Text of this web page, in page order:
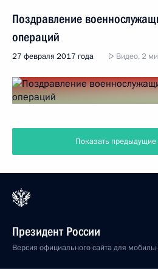
Поздравление
операций
27 февраля 2017 года Видео, 2
Показать
Президент России
Версия официального сайта для